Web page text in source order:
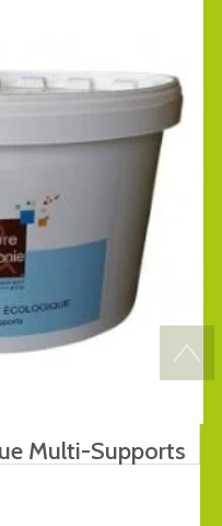
Multi-Supports